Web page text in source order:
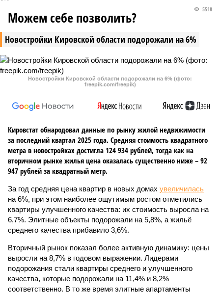
Новостройки Кировской области подорожали на 6%
5518
Можем себе позволить?
Новостройки Кировской области подорожали на 6% (фото:
freepik.com/freepik)
Кировстат обнародовал данные по рынку жилой недвижимости
за последний квартал 2025 года. Средняя стоимость квадратного
метра в новостройках достигла 124 934 рублей, тогда как на
вторичном рынке жилья цена оказалась существенно ниже – 92
947 рублей за квадратный метр.
За год средняя цена квартир в новых домах увеличилась
на 6%, при этом наиболее ощутимым ростом отметились
квартиры улучшенного качества: их стоимость выросла на
6,7%. Элитные объекты подорожали на 5,8%, а жильё
среднего качества прибавило 3,6%.
Вторичный рынок показал более активную динамику: цены
выросли на 8,7% в годовом выражении. Лидерами
подорожания стали квартиры среднего и улучшенного
качества, которые подорожали на 11,4% и 8,2%
соответственно. В то же время элитные апартаменты